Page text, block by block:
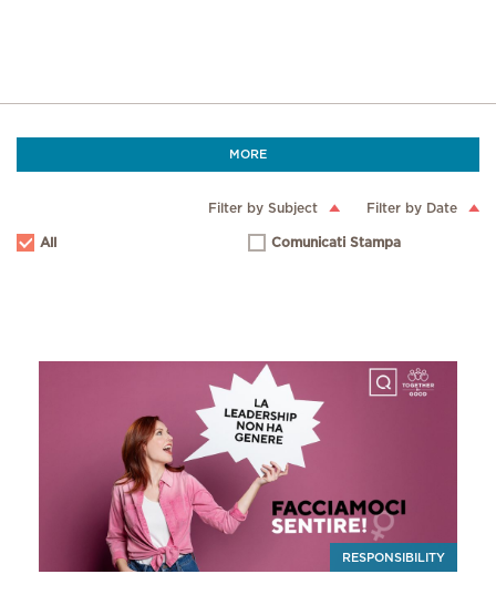
MORE
Filter by Subject Filter by Date
All Comunicati Stampa
RESPONSIBILITY